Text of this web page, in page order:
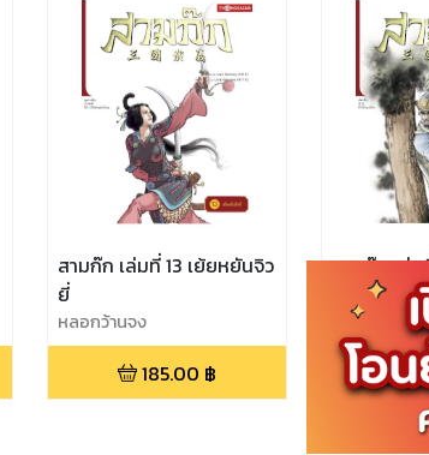
สามก๊ก เล่มที่ 13 เย้ยหยันจิว
ยี่
หลอกว้านจง
185.00 ฿
สามก๊ก เล่
พยัคฆ์ร้าย
หลอกว้านจง